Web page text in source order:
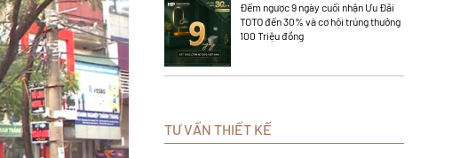
Đếm ngược 9 ngày cuối nhận Ưu Đãi
TOTO đến 30% và cơ hội trúng thưởng
100 Triệu đồng
TƯ VẤN THIẾT KẾ